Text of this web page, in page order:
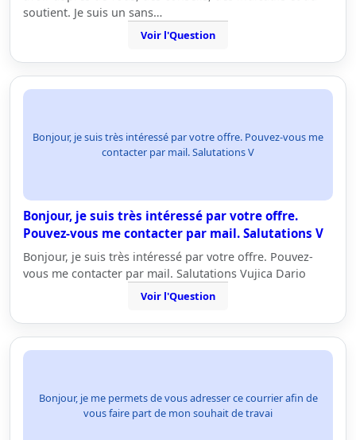
soutient. Je suis un sans…
Voir l'Question
Bonjour, je suis très intéressé par votre offre. Pouvez-vous me
contacter par mail. Salutations V
Bonjour, je suis très intéressé par votre offre.
Pouvez-vous me contacter par mail. Salutations V
Bonjour, je suis très intéressé par votre offre. Pouvez-
vous me contacter par mail. Salutations Vujica Dario
Voir l'Question
Bonjour, je me permets de vous adresser ce courrier afin de
vous faire part de mon souhait de travai